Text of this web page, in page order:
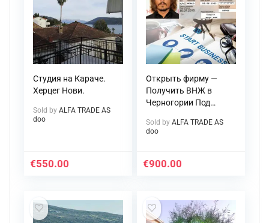
Студия на Караче.
Херцег Нови.
Sold by ALFA TRADE AS
doo
€550.00
Открыть фирму —
Получить ВНЖ в
Черногории Под
Sold by ALFA TRADE AS
doo
€900.00